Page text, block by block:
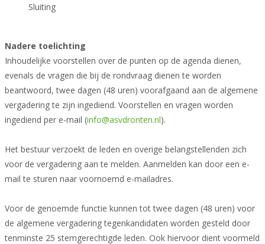
Sluiting
Nadere toelichting
Inhoudelijke voorstellen over de punten op de agenda dienen,
evenals de vragen die bij de rondvraag dienen te worden
beantwoord, twee dagen (48 uren) voorafgaand aan de algemene
vergadering te zijn ingediend. Voorstellen en vragen worden
ingediend per e-mail (info@asvdronten.nl).
Het bestuur verzoekt de leden en overige belangstellenden zich
voor de vergadering aan te melden. Aanmelden kan door een e-
mail te sturen naar voornoemd e-mailadres.
Voor de genoemde functie kunnen tot twee dagen (48 uren) voor
de algemene vergadering tegenkandidaten worden gesteld door
tenminste 25 stemgerechtigde leden. Ook hiervoor dient voormeld